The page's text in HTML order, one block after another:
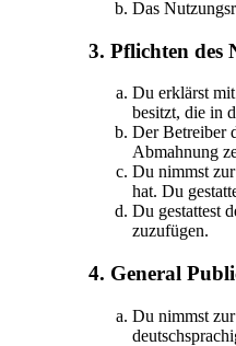
Das
3. Pflichten des
Du erklärst mit
besitzt, die in
Der Betreiber
Abmahnung
Du nimmst
hat. Du
Du gestattest
zuzufügen.
4. General
Du nimmst